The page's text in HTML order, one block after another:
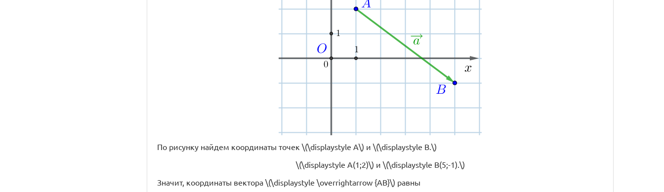
По рисунку найдем координаты точек \(\displaystyle A\) и \(\displaystyle B.\)
\(\displaystyle A(1;2)\) и \(\displaystyle B(5;-1).\)
Значит, координаты вектора \(\displaystyle \overrightarrow {AB}\) равны